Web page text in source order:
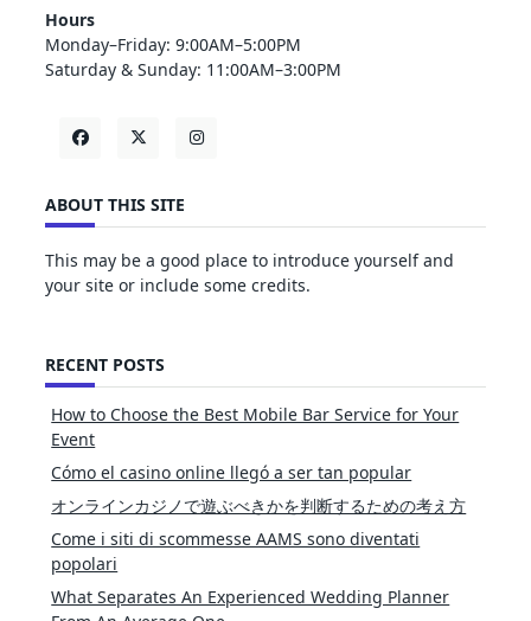
Hours
Monday–Friday: 9:00AM–5:00PM
Saturday & Sunday: 11:00AM–3:00PM
ABOUT THIS SITE
This may be a good place to introduce yourself and
your site or include some credits.
RECENT POSTS
How to Choose the Best Mobile Bar Service for Your
Event
Cómo el casino online llegó a ser tan popular
オンラインカジノで遊ぶべきかを判断するための考え方
Come i siti di scommesse AAMS sono diventati
popolari
What Separates An Experienced Wedding Planner